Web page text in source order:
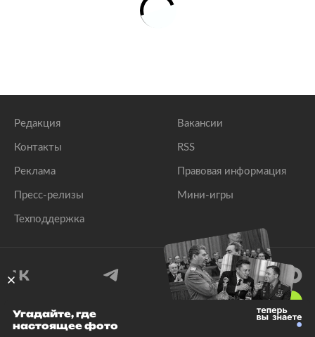
Редакция
Контакты
Реклама
Пресс-релизы
Техподдержка
Вакансии
RSS
Правовая информация
Мини-игры
© 1999–2026 Все права защищены.
Угадайте, где
настоящее фото